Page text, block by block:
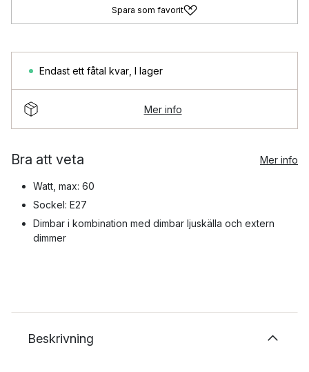
Spara som favorit
Endast ett fåtal kvar I lager
Mer info
Bra att veta Mer info
Watt, max: 60
Sockel: E27
Dimbar i kombination med dimbar ljuskälla och extern
dimmer
Beskrivning